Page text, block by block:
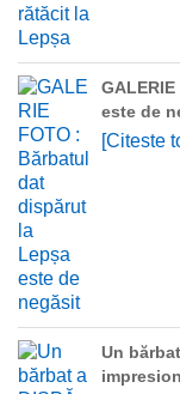
este de
[Citeste
Un